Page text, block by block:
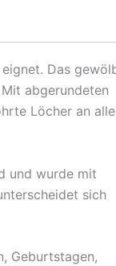
Das
abgerundeten
Löcher an
und wurde mit
sich
Geburtstagen,